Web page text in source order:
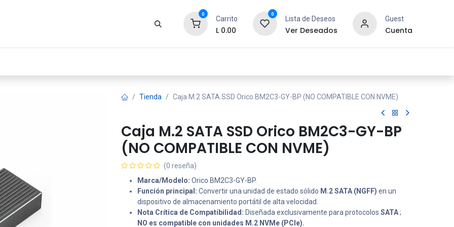
0
Carrito
L 0.00
0
Lista de Deseos
Ver Deseados
Guest
Cuenta
Tienda Caja M.2 SATA SSD Orico BM2C3-GY-BP (NO COMPATIBLE CON NVME)
Caja M.2 SATA SSD Orico BM2C3-GY-BP
(NO COMPATIBLE CON NVME)
(0 reseña)
Marca/Modelo: Orico BM2C3-GY-BP.
Función principal: Convertir una unidad de estado sólido M.2 SATA (NGFF) en un
dispositivo de almacenamiento portátil de alta velocidad.
Nota Crítica de Compatibilidad: Diseñada exclusivamente para protocolos SATA;
NO es compatible con unidades M.2 NVMe (PCIe).